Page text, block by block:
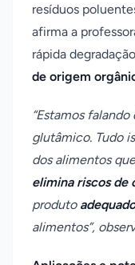
resíduos
afirma a
rápida
de origem
“Estamos
glutâmico. Tudo
dos alimentos
elimina riscos de
produto
alimentos”,